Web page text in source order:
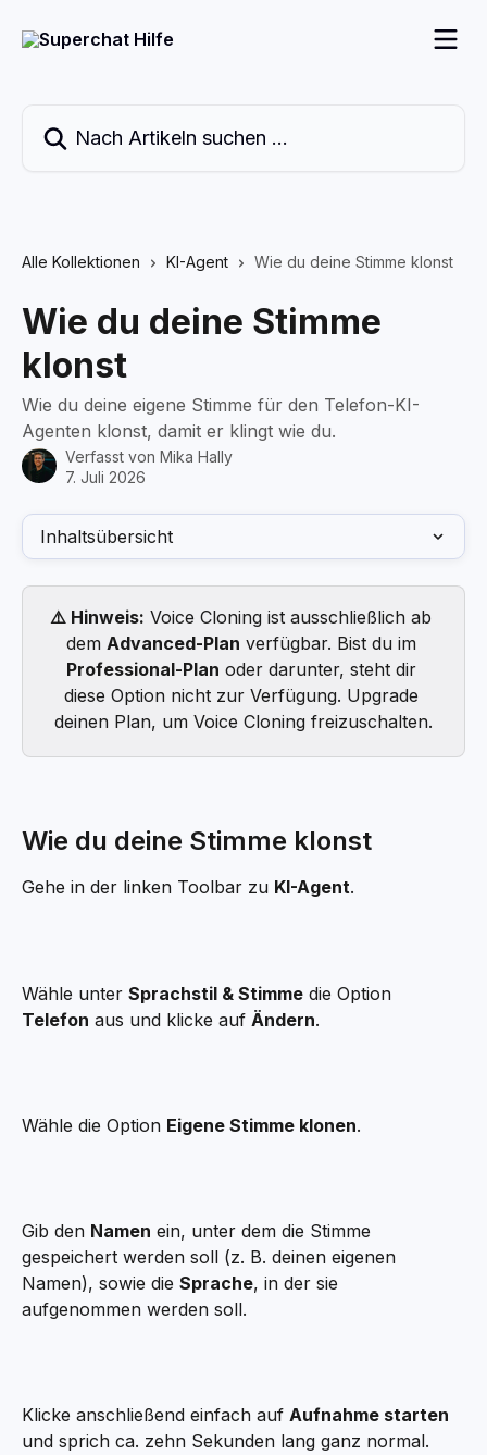
Alle Kollektionen KI-Agent Wie du deine Stimme klonst
Wie du deine Stimme
klonst
Wie du deine eigene Stimme für den Telefon-KI-
Agenten klonst, damit er klingt wie du.
Verfasst von Mika Hally
7. Juli 2026
Inhaltsübersicht
⚠️ Hinweis: Voice Cloning ist ausschließlich ab
dem Advanced-Plan verfügbar. Bist du im
Professional-Plan oder darunter, steht dir
diese Option nicht zur Verfügung. Upgrade
deinen Plan, um Voice Cloning freizuschalten.
Wie du deine Stimme klonst
Gehe in der linken Toolbar zu KI-Agent.
Wähle unter Sprachstil & Stimme die Option
Telefon aus und klicke auf Ändern.
Wähle die Option Eigene Stimme klonen.
Gib den Namen ein, unter dem die Stimme
gespeichert werden soll (z. B. deinen eigenen
Namen), sowie die Sprache, in der sie
aufgenommen werden soll.
Klicke anschließend einfach auf Aufnahme starten
und sprich ca. zehn Sekunden lang ganz normal.